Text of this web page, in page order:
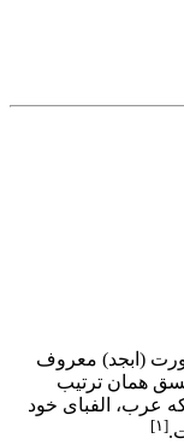
(ابجد) معروف
همان ترتیب
عرب، الفبای خود
[۱]